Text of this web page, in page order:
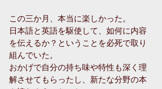
この三か月、本当に楽しかった。
日本語と英語を駆使して、如何に内容
を伝えるか？ということを必死で取り
組んでいた。
おかげで自分の持ち味や特性も深く理
解させてもらったし、新たな分野の本